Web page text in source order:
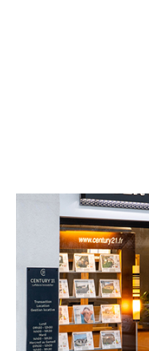
CENTURY
11
ST